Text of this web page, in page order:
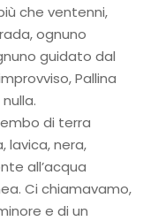
che ventenni,
ognuno
guidato dal
Pallina
di terra
lavica, nera,
all’acqua
Ci chiamavamo,
e di un